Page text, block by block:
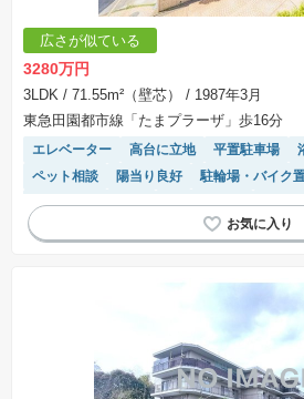
広さが似ている
3280万円
3LDK / 71.55m²（壁芯）
/ 1987年3月
東急田園都市線「たまプラーザ」歩16分
エレベーター 高台に立地 平置駐車場
ペット相談
陽当り良好 駐輪場・バイク
駐車場(普通車)あり
温水洗浄便座 シス